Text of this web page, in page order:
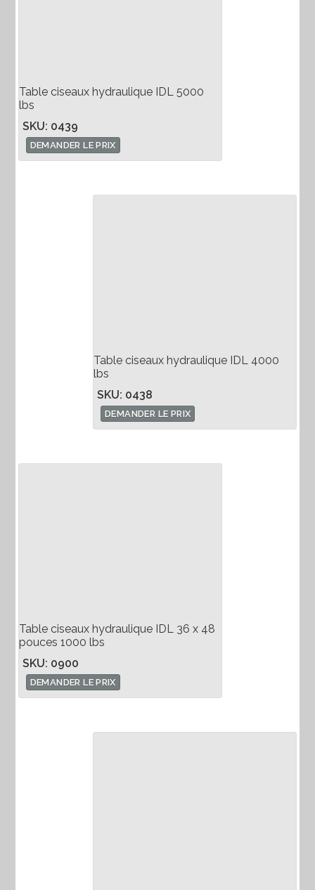
Table ciseaux hydraulique IDL 5000
lbs
SKU: 0439
DEMANDER LE PRIX
Table ciseaux hydraulique IDL 4000
lbs
SKU: 0438
DEMANDER LE PRIX
Table ciseaux hydraulique IDL 36 x 48
pouces 1000 lbs
SKU: 0900
DEMANDER LE PRIX